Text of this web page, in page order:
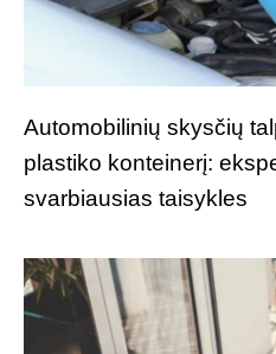
Automobilinių skysčių
plastiko konteinerį:
svarbiausias taisykles